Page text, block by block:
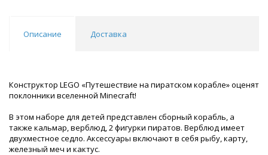
Описание Доставка
Конструктор LEGO «Путешествие на пиратском корабле» оценят
поклонники вселенной Minecraft!
В этом наборе для детей представлен сборный корабль, а
также кальмар, верблюд, 2 фигурки пиратов. Верблюд имеет
двухместное седло. Аксессуары включают в себя рыбу, карту,
железный меч и кактус.